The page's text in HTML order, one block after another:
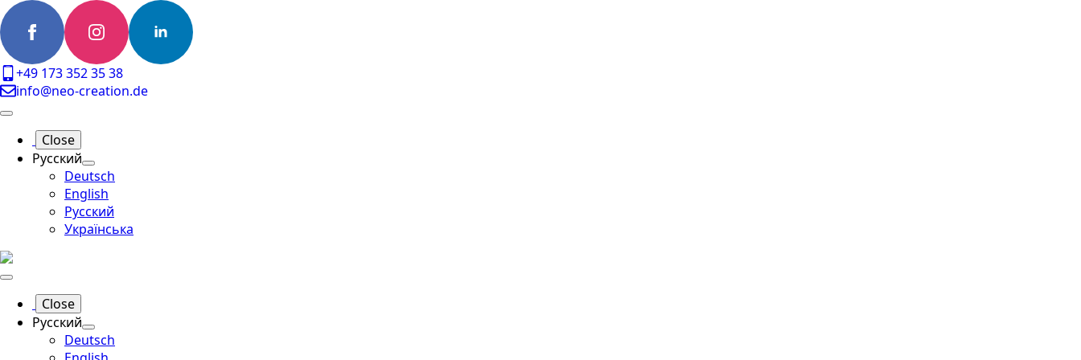
+49 173 352 35 38
info@neo-creation.de
Close
Русский
Deutsch
English
Русский
Українська
Close
Русский
Deutsch